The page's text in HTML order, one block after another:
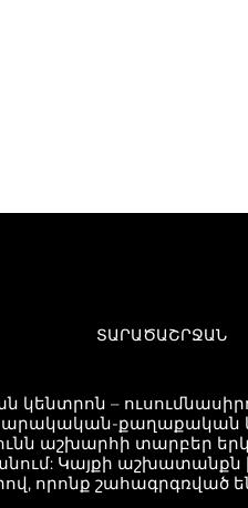
ՏԱՐԱԾԱՇՐՋԱՆ
կենտրոն –
քաղաքական
աշխարհի տարբեր
Կայքի
որոնք